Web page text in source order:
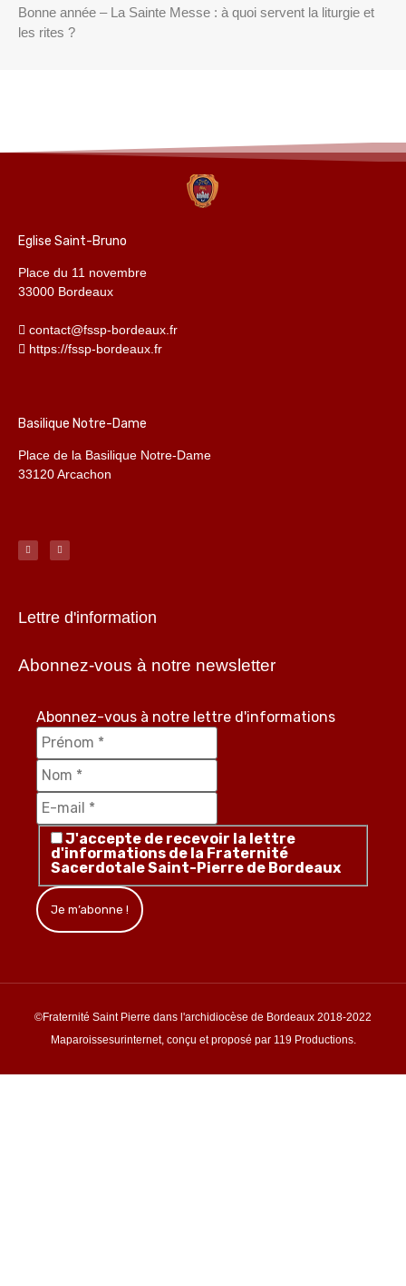
Bonne année – La Sainte Messe : à quoi servent la liturgie et
les rites ?
Eglise Saint-Bruno
Place du 11 novembre
33000 Bordeaux
contact@fssp-bordeaux.fr
https://fssp-bordeaux.fr
Basilique Notre-Dame
Place de la Basilique Notre-Dame
33120 Arcachon
Lettre d'information
Abonnez-vous à notre newsletter
Abonnez-vous à notre lettre d'informations
J'accepte de recevoir la lettre
d'informations de la Fraternité
Sacerdotale Saint-Pierre de Bordeaux
©Fraternité Saint Pierre dans l'archidiocèse de Bordeaux 2018-2022
Maparoissesurinternet, conçu et proposé par 119 Productions.